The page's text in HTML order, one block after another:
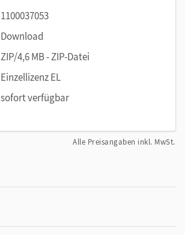
1100037053
Download
ZIP/4,6 MB - ZIP-Datei
Einzellizenz EL
sofort verfügbar
Alle Preisangaben inkl. MwSt.